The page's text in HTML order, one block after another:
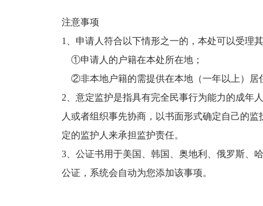
注意事项
1、申请人符合以下情形之一的，本处可以受理
①申请人的户籍在本处所在地；
②非本地户籍的需提供在本地（一年以上）居
2、意定监护是指具有完全民事行为能力的成年
人或者组织事先协商，以书面形式确定自己的
定的监护人来承担监护责任。
3、公证书用于美国、韩国、奥地利、俄罗斯、
公证，系统会自动为您添加该事项。